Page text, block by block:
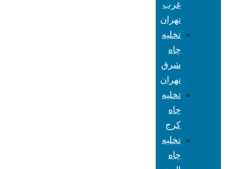
غرب
تهران
تخلیه
چاه
شرق
تهران
تخلیه
چاه
کرج
تخلیه
چاه